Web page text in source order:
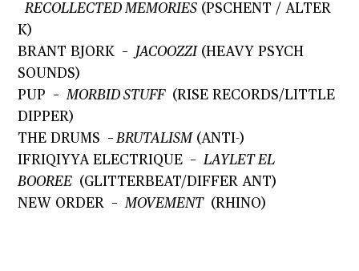
RECOLLECTED MEMORIES (PSCHENT / ALTER
K)
BRANT BJORK – JACOOZZI (HEAVY PSYCH
SOUNDS)
PUP – MORBID STUFF(RISE RECORDS/LITTLE
DIPPER)
THE DRUMS – BRUTALISM (ANTI-)
IFRIQIYYA ELECTRIQUE – LAYLET EL
BOOREE (GLITTERBEAT/DIFFER ANT)
NEW ORDER – MOVEMENT(RHINO)